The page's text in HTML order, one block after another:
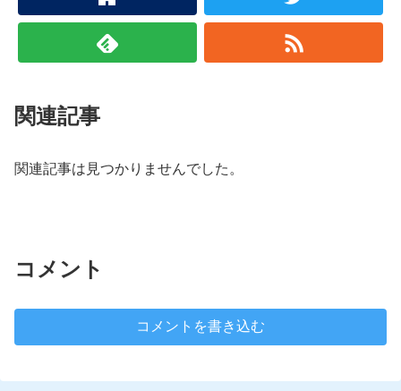
関連記事
関連記事は見つかりませんでした。
コメント
コメントを書き込む